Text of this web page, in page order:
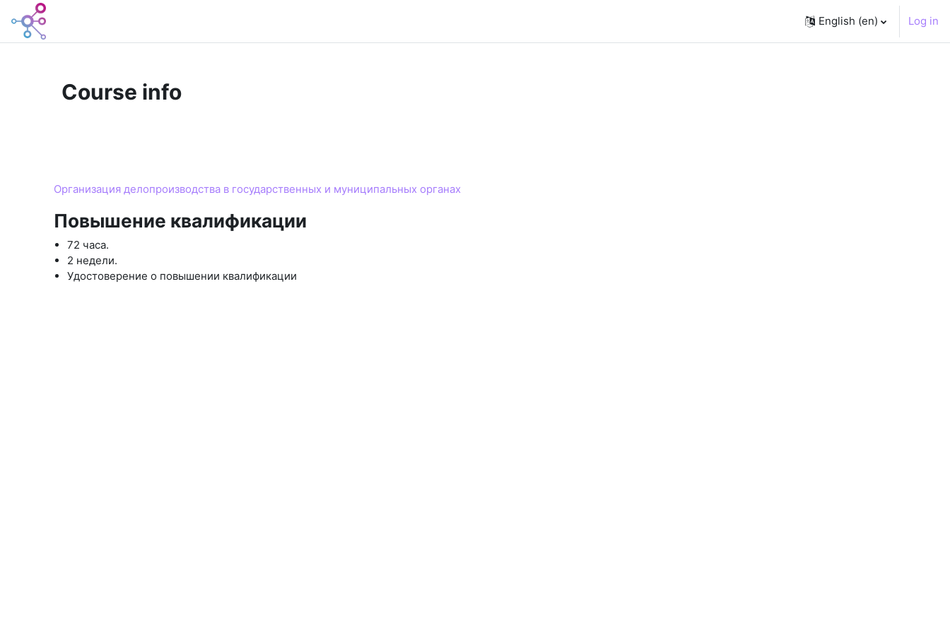
Skip to main content
English ‎(en)‎ Log in
Course info
Организация делопроизводства в государственных и муниципальных органах
Повышение квалификации
72 часа.
2 недели.
Удостоверение о повышении квалификации